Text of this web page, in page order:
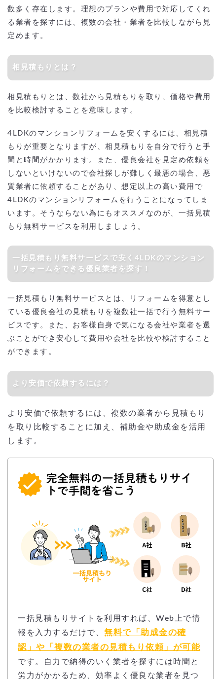
数多く存在します。理想のプランや費用で対応してくれ
る業者を探すには、複数の会社・業者を比較しながら見
定めます。
相見積もりとは？
相見積もりとは、数社から見積もりを取り、価格や費用
を比較検討することを意味します。
4LDKのマンションリフォームを安くするには、相見積
もりが重要となりますが、相見積もりを自分で行うと手
間と時間がかかります。また、優良会社を見定め依頼を
しないといけないので会社探しが難しく最悪の場合、悪
質業者に依頼することがあり、想定以上の高い費用で
4LDKのマンションリフォームを行うことになってしま
います。そうならない為にもオススメなのが、一括見積
もり無料サービスを利用しましょう。
一括見積もり無料サービスで安く4LDKのマンション
リフォームをできる優良業者を探す！
一括見積もり無料サービスとは、リフォームを得意とし
ている優良会社の見積もりを複数社一括で行う無料サー
ビスです。また、お客様自身で気になる会社や業者を選
ぶことができ安心して費用や会社を比較や検討すること
ができます。
より安価で依頼するには？
より安価で依頼するには、複数の業者から見積もり
を取り比較することに加え、補助金や助成金を活用
します。
一括見積もりサイトを利用すれば、Web上で情
報を入力するだけで、 無料で「助成金の確
認」や「複数の業者の見積もり依頼」が可能
です。自力で納得のいく業者を探すには時間と
労力がかかるため、効率よく優良な業者を見つ